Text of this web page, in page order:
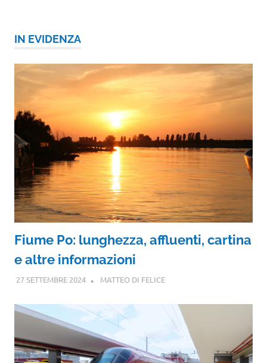
IN EVIDENZA
Fiume Po: lunghezza, affluenti, cartina
e altre informazioni
27 SETTEMBRE 2024 MATTEO DI FELICE